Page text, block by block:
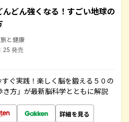
んどん強くなる！すごい地球の
と健康
発売
ぐ実践！楽しく脳を鍛える５０の
き方」が最新脳科学とともに解説
詳細を見る